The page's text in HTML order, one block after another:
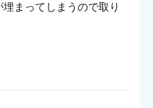
まってしまうので取り